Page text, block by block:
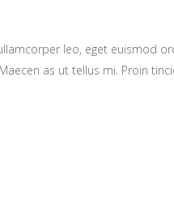
leo, eget euismod
as ut tellus mi. Proin